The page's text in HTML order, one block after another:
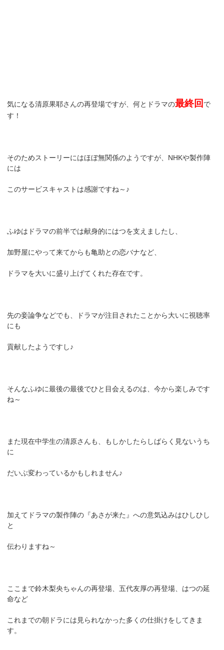
気になる清原果耶さんの再登場ですが、何とドラマの最終回 で
す！
そのためストーリーにはほぼ無関係のようですが、NHKや製作陣
には
このサービスキャストは感謝ですね～♪
ふゆはドラマの前半では献身的にはつを支えましたし、
加野屋にやって来てからも亀助との恋バナなど、
ドラマを大いに盛り上げてくれた存在です。
先の妾論争などでも、ドラマが注目されたことから大いに視聴率
にも
貢献したようですし♪
そんなふゆに最後の最後でひと目会えるのは、今から楽しみです
ね～
また現在中学生の清原さんも、もしかしたらしばらく見ないうち
に
だいぶ変わっているかもしれません♪
加えてドラマの製作陣の『あさが来た』への意気込みはひしひし
と
伝わりますね～
ここまで鈴木梨央ちゃんの再登場、五代友厚の再登場、はつの延
命など
これまでの朝ドラには見られなかった多くの仕掛けをしてきま
す。